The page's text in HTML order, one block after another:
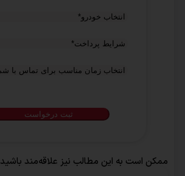
شرایط
پرداخت
انتخاب
مناسب
برای
شما*
ممکن است به این مطالب نیز علاقه‌مند باشید